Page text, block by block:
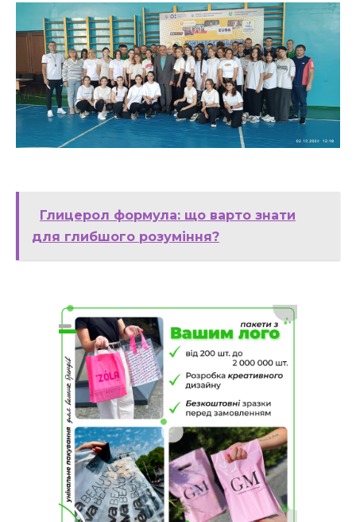
Глицерол формула: що варто знати
для глибшого розуміння?